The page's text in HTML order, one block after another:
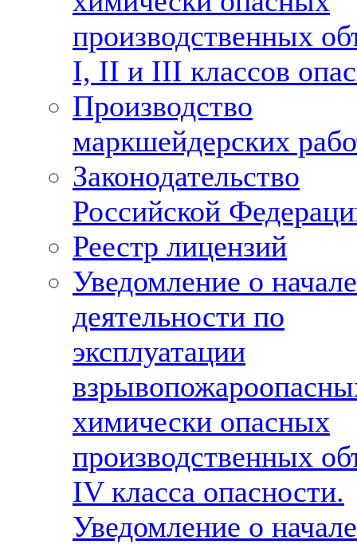
производственных
I, II и III классов
Производство
маркшейдерских
Законодательство
Российской
Реестр лицензий
Уведомление о начале
деятельности по
эксплуатации
химически опасных
производственных
IV класса опасности.
Уведомление о начале